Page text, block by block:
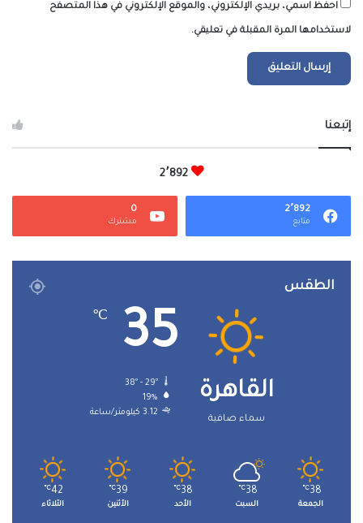
احفظ اسمي، بريدي الإلكتروني، والموقع الإلكتروني في هذا المتصفح
لاستخدامها المرة المقبلة في تعليقي.
إتبعنا
2٬892
2٬892
متابع
0
مشترك
الطقس
القاهرة
سماء صافية
35
℃
38º - 29º
19%
3.12 كيلومتر/ساعة
38
℃
الجمعة
38
℃
السبت
38
℃
الأحد
39
℃
الأثنين
42
℃
الثلاثاء